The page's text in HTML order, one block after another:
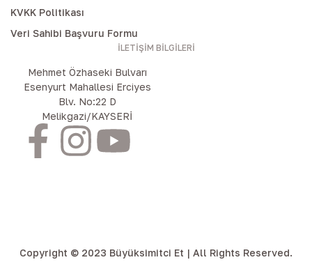
KVKK Politikası
Veri Sahibi Başvuru Formu
İLETIŞIM BILGILERI
Mehmet Özhaseki Bulvarı
Esenyurt Mahallesi Erciyes
Blv. No:22 D
Melikgazi/KAYSERİ
Copyright © 2023 Büyüksimitci Et | All Rights Reserved.